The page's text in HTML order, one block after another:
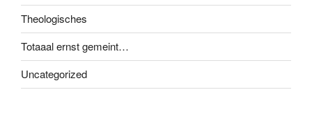
Theologisches
Totaaal ernst gemeint…
Uncategorized